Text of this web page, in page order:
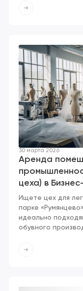
Аренда
цеха) в
30 марта 2026
Ищете цех для
парке
идеально
обувного